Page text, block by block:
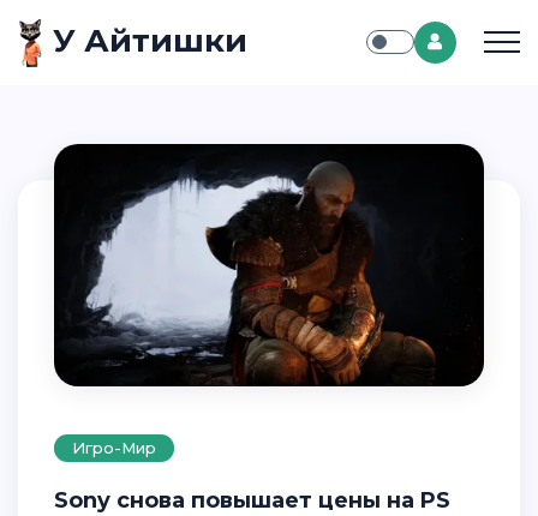
У Айтишки
Игро-Мир
Sony снова повышает цены на PS